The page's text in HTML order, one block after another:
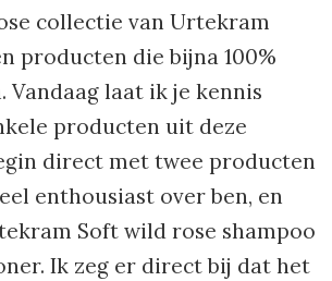
collectie van Urtekram
producten die bijna 100%
laat ik je kennis
producten uit deze
direct met twee producten
enthousiast over ben, en
Soft wild rose shampoo
Ik zeg er direct bij dat het